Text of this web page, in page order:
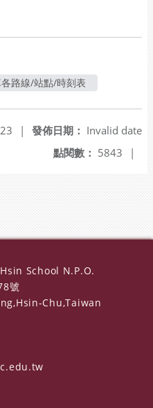
路線/站點/時刻表
發佈日期： Invalid date
|
點閱數： 5843 |
School N.P.O.
號
Chu,Taiwan